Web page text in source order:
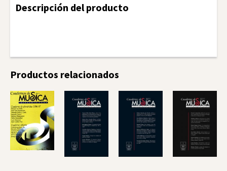
Descripción del producto
Productos relacionados